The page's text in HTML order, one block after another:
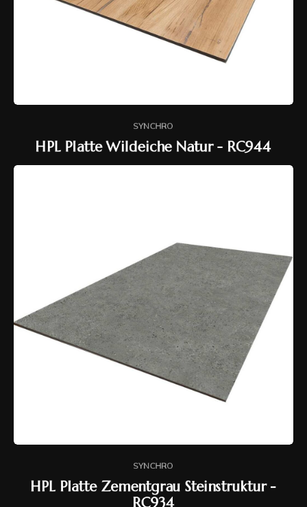
SYNCHRO
HPL Platte Wildeiche Natur - RC944
SYNCHRO
HPL Platte Zementgrau Steinstruktur -
RC934